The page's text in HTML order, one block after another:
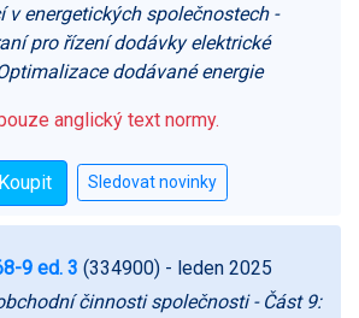
v energetických společnostech -
pro řízení dodávky elektrické
dodávané energie
anglický text normy.
9 ed. 3 (334900) - leden 2025
činnosti společnosti - Část 9: